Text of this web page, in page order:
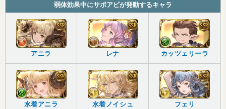
弱体効果中にサポアビが発動するキャラ
アニラ レナ カッツェリーラ
水着アニラ 水着ノイシュ フェリ